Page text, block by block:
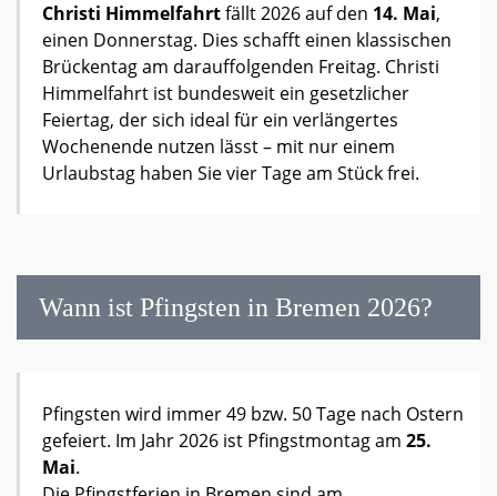
Christi Himmelfahrtfällt 2026 auf den 14. Mai,
einen Donnerstag. Dies schafft einen klassischen
Brückentag am darauffolgenden Freitag. Christi
Himmelfahrt ist bundesweit ein gesetzlicher
Feiertag, der sich ideal für ein verlängertes
Wochenende nutzen lässt – mit nur einem
Urlaubstag haben Sie vier Tage am Stück frei.
Wann ist Pfingsten in Bremen 2026?
Pfingsten wird immer 49 bzw. 50 Tage nach Ostern
gefeiert. Im Jahr 2026 ist Pfingstmontag am 25.
Mai.